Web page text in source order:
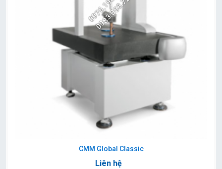
0983.058.720
CMM Global Classic
Liên hệ